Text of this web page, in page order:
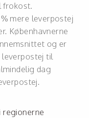
frokost.
mere leverpostej
Københavnerne
og er
leverpostej til
dag
regionerne